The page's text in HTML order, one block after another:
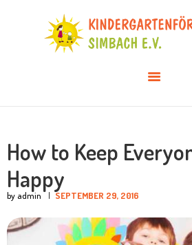
AKTUELLES
ÜBER UNS
INFOS & DOWNLOADS
MITGLIED WERDEN
How to Keep
Happy
by admin SEPTEMBER 29, 2016